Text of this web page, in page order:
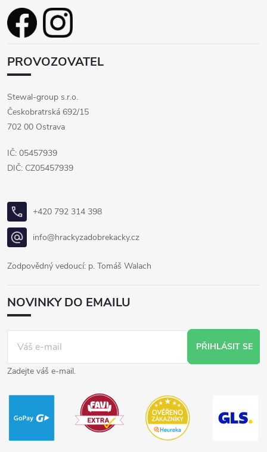
PROVOZOVATEL
Stewal-group s.r.o.
Českobratrská 692/15
702 00 Ostrava
IČ: 05457939
DIČ: CZ05457939
+420 792 314 398
info@hrackyzadobrekacky.cz
Zodpovědný vedoucí: p. Tomáš Walach
NOVINKY DO EMAILU
PŘIHLÁSIT SE
Zadejte váš e-mail.